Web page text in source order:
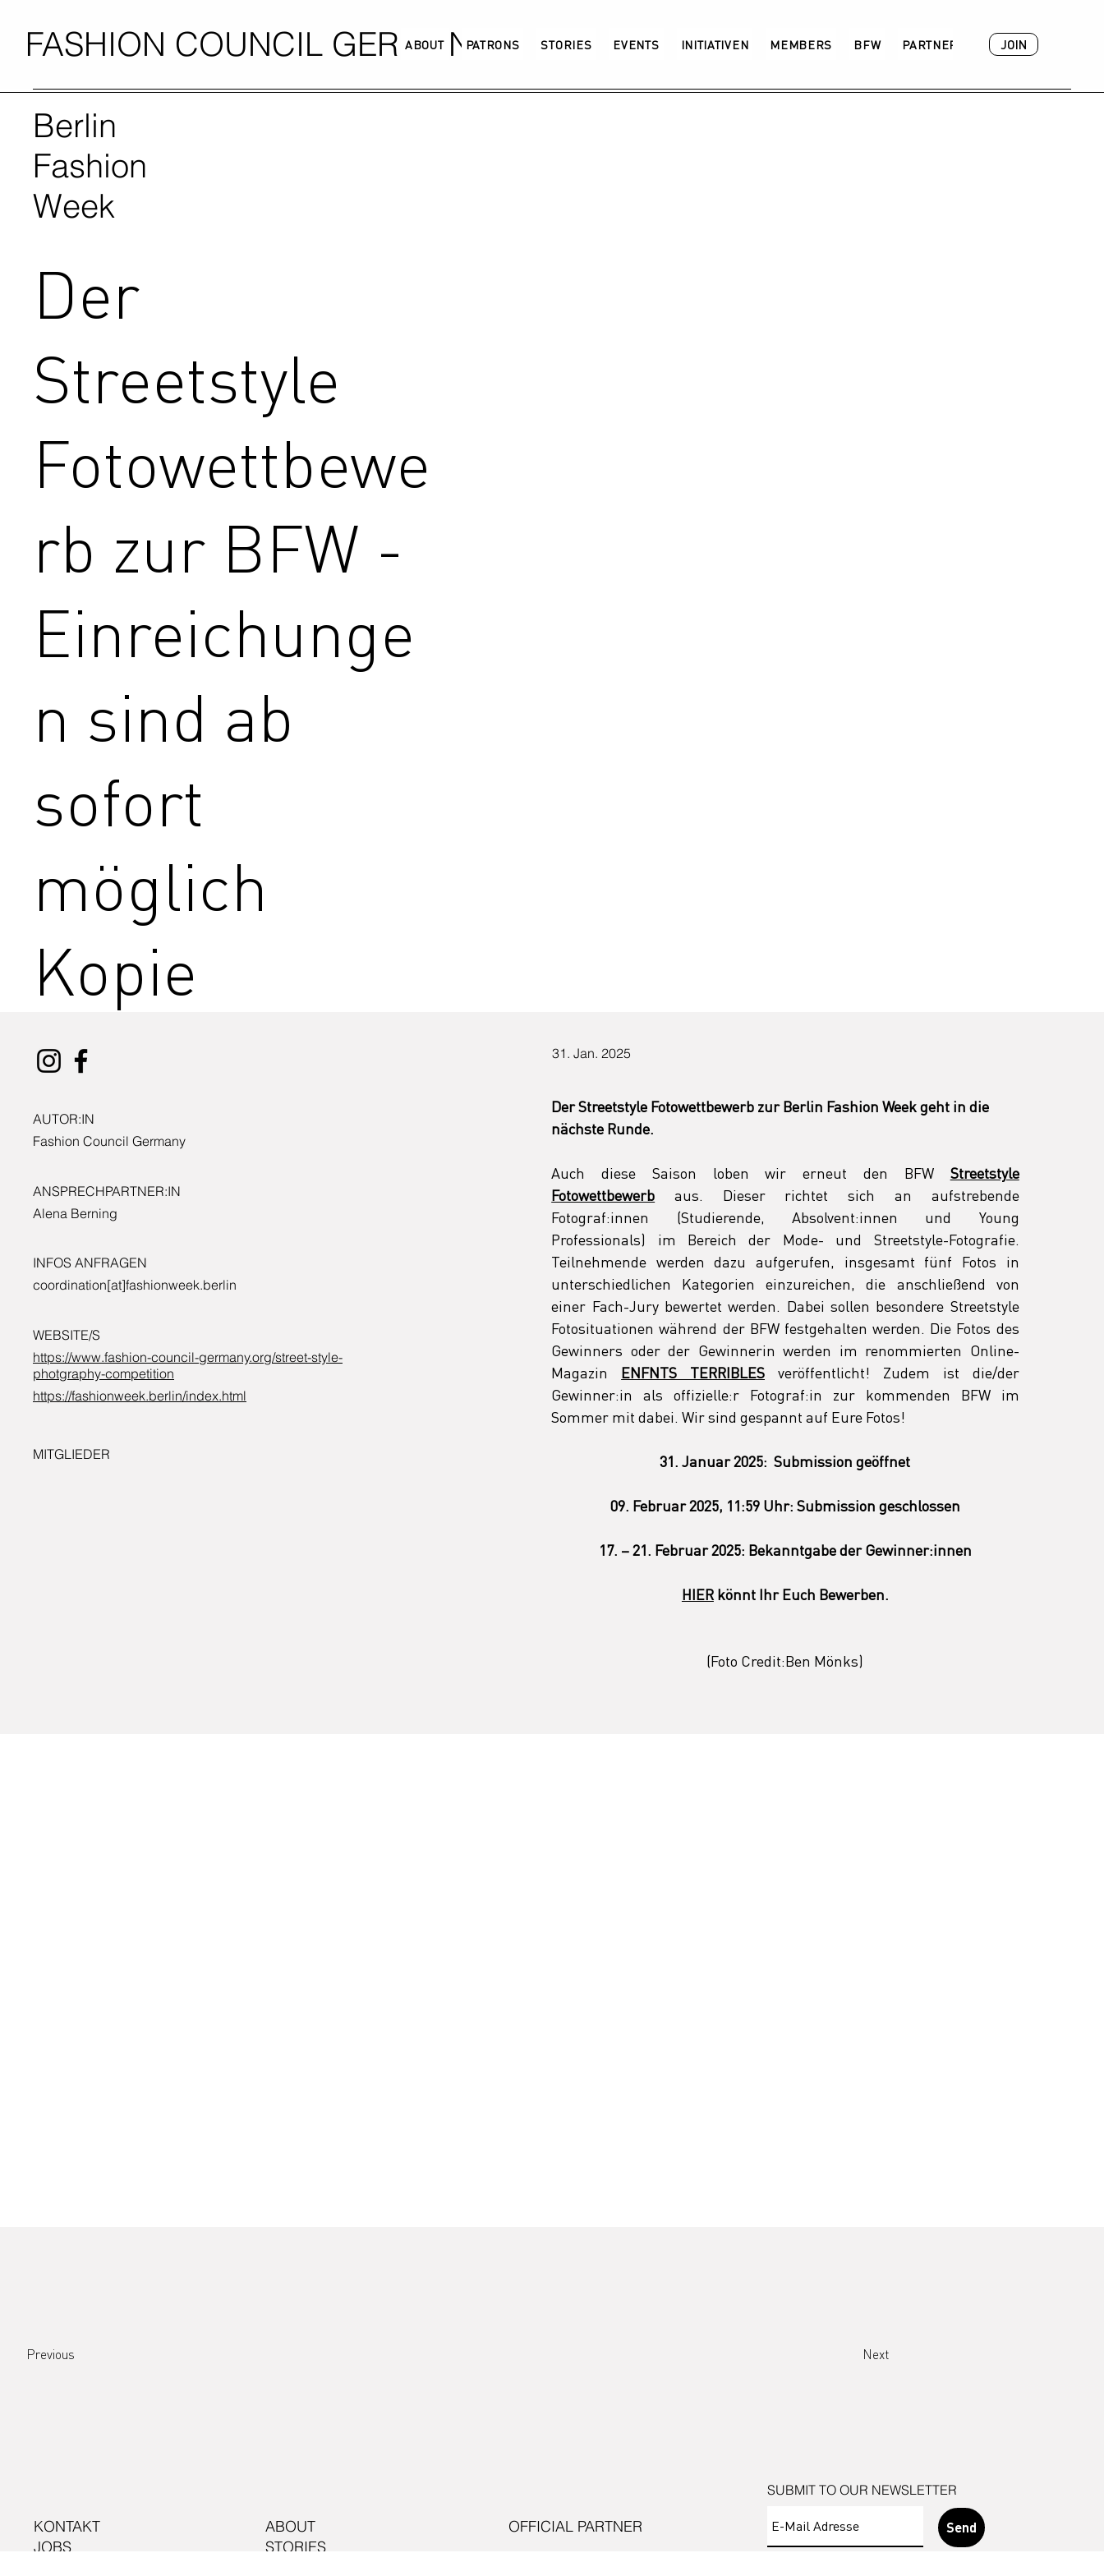
FASHION COUNCIL GERMANY
ABOUT PATRONS STORIES EVENTS INITIATIVEN MEMBERS BFW PARTNER ACADEMY
JOIN
31. Jan. 2025
Der Streetstyle Fotowettbewerb zur Berlin Fashion Week geht in die
nächste Runde.
Auch diese Saison loben wir erneut den BFW Streetstyle
Fotowettbewerb aus. Dieser richtet sich an
aufstrebende
Fotograf:innen (Studierende, Absolvent:innen und Young
Professionals) im Bereich der Mode- und Streetstyle-Fotografie.
Teilnehmende werden dazu aufgerufen, insgesamt fünf Fotos in
unterschiedlichen Kategorien einzureichen, die anschließend von
einer Fach-Jury bewertet werden. Dabei sollen besondere Streetstyle
Fotosituationen während der BFW festgehalten werden. Die Fotos des
Gewinners oder der Gewinnerin werden im renommierten Online-
Magazin ENFNTS TERRIBLES veröffentlicht! Zudem ist die/der
Gewinner:in als offizielle:r Fotograf:in zur kommenden BFW im
Sommer mit dabei. Wir sind gespannt auf Eure Fotos!
31. Januar 2025:  Submission geöffnet
09. Februar 2025, 11:59 Uhr: Submission geschlossen
17. – 21. Februar 2025: Bekanntgabe der Gewinner:innen
HIER könnt Ihr Euch Bewerben.
(Foto Credit:Ben Mönks)
AUTOR:IN
Fashion Council Germany
ANSPRECHPARTNER:IN
Alena Berning
INFOS ANFRAGEN
coordination[at]fashionweek.berlin
WEBSITE/S
https://www.fashion-council-germany.org/street-style-
photgraphy-competition
https://fashionweek.berlin/index.html
MITGLIEDER
Previous Next
Berlin
Fashion
Week
Der
Streetstyle
Fotowettbewe
rb zur BFW -
Einreichunge
n sind ab
sofort
möglich
Kopie
SUBMIT TO OUR NEWSLETTER
Send
KONTAKT
JOBS
ABOUT
STORIES
OFFICIAL PARTNER